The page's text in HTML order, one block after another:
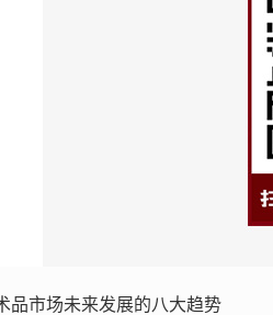
品市场未来发展的八大趋势